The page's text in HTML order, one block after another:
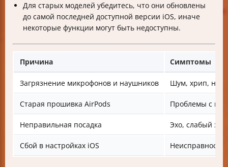
Для старых моделей убедитесь, что они обновлены
до самой последней доступной версии iOS, иначе
некоторые функции могут быть недоступны.
Причина Симптомы
Загрязнение микрофонов и наушников Шум, хрип,
Старая прошивка AirPods Проблемы с
Неправильная посадка Эхо, слабый
Сбой в настройках iOS